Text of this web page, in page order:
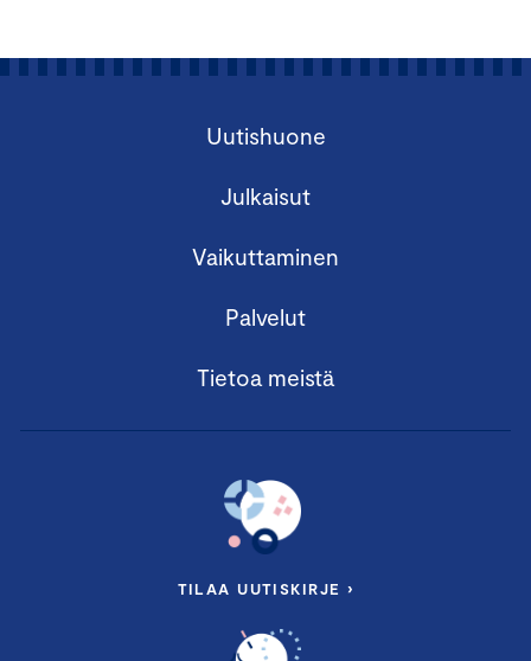
Uutishuone
Julkaisut
Vaikuttaminen
Palvelut
Tietoa meistä
TILAA UUTISKIRJE ›